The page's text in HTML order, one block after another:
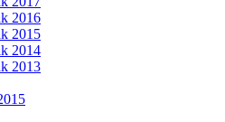
2016
2015
2014
2013